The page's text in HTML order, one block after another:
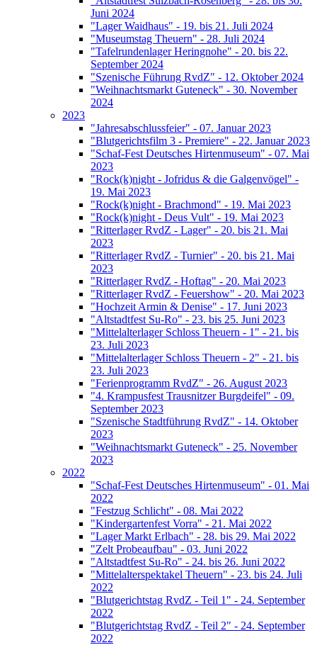
Juni 2024
"Lager Waidhaus" - 19. bis 21. Juli 2024
"Museumstag Theuern" - 28. Juli 2024
"Tafelrundenlager Heringnohe" - 20. bis 22.
September 2024
"Szenische Führung RvdZ" - 12. Oktober 2024
"Weihnachtsmarkt Guteneck" - 30. November
2024
2023
"Jahresabschlussfeier" - 07. Januar 2023
"Blutgerichtsfilm 3 - Premiere" - 22. Januar 2023
"Schaf-Fest Deutsches Hirtenmuseum" - 07. Mai
2023
"Rock(k)night - Jofridus & die Galgenvögel" -
19. Mai 2023
"Rock(k)night - Brachmond" - 19. Mai 2023
"Rock(k)night - Deus Vult" - 19. Mai 2023
"Ritterlager RvdZ - Lager" - 20. bis 21. Mai
2023
"Ritterlager RvdZ - Turnier" - 20. bis 21. Mai
2023
"Ritterlager RvdZ - Hoftag" - 20. Mai 2023
"Ritterlager RvdZ - Feuershow" - 20. Mai 2023
"Hochzeit Armin & Denise" - 17. Juni 2023
"Altstadtfest Su-Ro" - 23. bis 25. Juni 2023
"Mittelalterlager Schloss Theuern - 1" - 21. bis
23. Juli 2023
"Mittelalterlager Schloss Theuern - 2" - 21. bis
23. Juli 2023
"Ferienprogramm RvdZ" - 26. August 2023
"4. Krampusfest Trausnitzer Burgdeifel" - 09.
September 2023
"Szenische Stadtführung RvdZ" - 14. Oktober
2023
"Weihnachtsmarkt Guteneck" - 25. November
2023
2022
"Schaf-Fest Deutsches Hirtenmuseum" - 01. Mai
2022
"Festzug Schlicht" - 08. Mai 2022
"Kindergartenfest Vorra" - 21. Mai 2022
"Lager Markt Erlbach" - 28. bis 29. Mai 2022
"Zelt Probeaufbau" - 03. Juni 2022
"Altstadtfest Su-Ro" - 24. bis 26. Juni 2022
"Mittelalterspektakel Theuern" - 23. bis 24. Juli
2022
"Blutgerichtstag RvdZ - Teil 1" - 24. September
2022
"Blutgerichtstag RvdZ - Teil 2" - 24. September
2022